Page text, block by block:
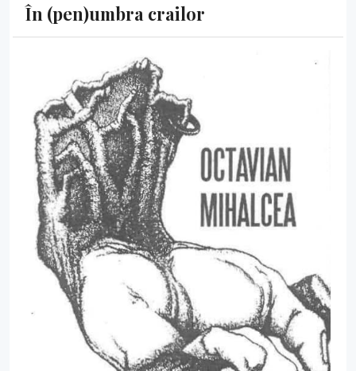
În (pen)umbra crailor